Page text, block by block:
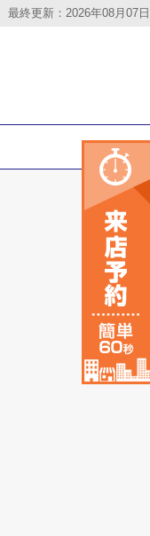
最終更新：2026年08月07日